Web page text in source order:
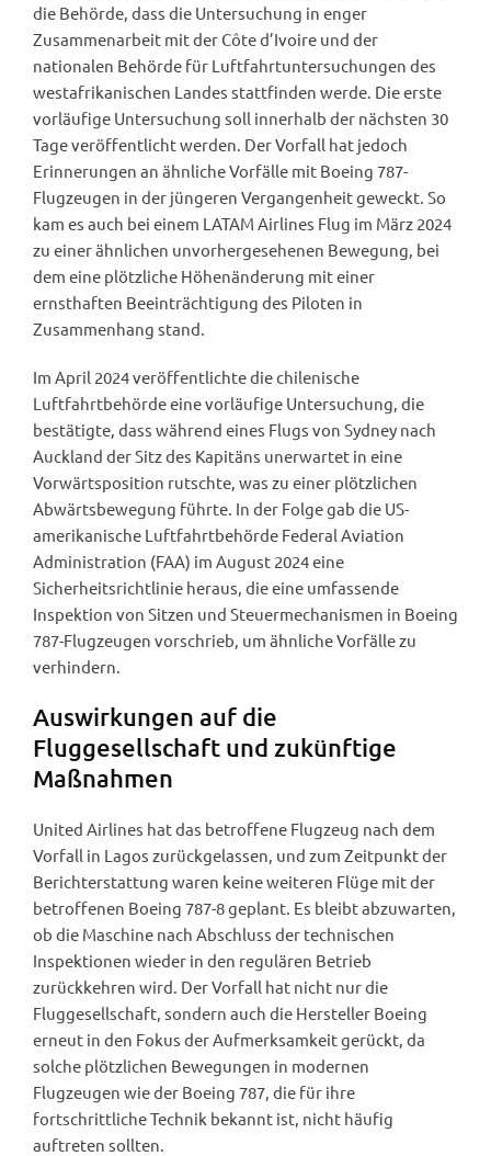
die Behörde, dass die Untersuchung in enger
Zusammenarbeit mit der Côte d’Ivoire und der
nationalen Behörde für Luftfahrtuntersuchungen des
westafrikanischen Landes stattfinden werde. Die erste
vorläufige Untersuchung soll innerhalb der nächsten 30
Tage veröffentlicht werden. Der Vorfall hat jedoch
Erinnerungen an ähnliche Vorfälle mit Boeing 787-
Flugzeugen in der jüngeren Vergangenheit geweckt. So
kam es auch bei einem LATAM Airlines Flug im März 2024
zu einer ähnlichen unvorhergesehenen Bewegung, bei
dem eine plötzliche Höhenänderung mit einer
ernsthaften Beeinträchtigung des Piloten in
Zusammenhang stand.
Im April 2024 veröffentlichte die chilenische
Luftfahrtbehörde eine vorläufige Untersuchung, die
bestätigte, dass während eines Flugs von Sydney nach
Auckland der Sitz des Kapitäns unerwartet in eine
Vorwärtsposition rutschte, was zu einer plötzlichen
Abwärtsbewegung führte. In der Folge gab die US-
amerikanische Luftfahrtbehörde Federal Aviation
Administration (FAA) im August 2024 eine
Sicherheitsrichtlinie heraus, die eine umfassende
Inspektion von Sitzen und Steuermechanismen in Boeing
787-Flugzeugen vorschrieb, um ähnliche Vorfälle zu
verhindern.
Auswirkungen auf die
Fluggesellschaft und zukünftige
Maßnahmen
United Airlines hat das betroffene Flugzeug nach dem
Vorfall in Lagos zurückgelassen, und zum Zeitpunkt der
Berichterstattung waren keine weiteren Flüge mit der
betroffenen Boeing 787-8 geplant. Es bleibt abzuwarten,
ob die Maschine nach Abschluss der technischen
Inspektionen wieder in den regulären Betrieb
zurückkehren wird. Der Vorfall hat nicht nur die
Fluggesellschaft, sondern auch die Hersteller Boeing
erneut in den Fokus der Aufmerksamkeit gerückt, da
solche plötzlichen Bewegungen in modernen
Flugzeugen wie der Boeing 787, die für ihre
fortschrittliche Technik bekannt ist, nicht häufig
auftreten sollten.